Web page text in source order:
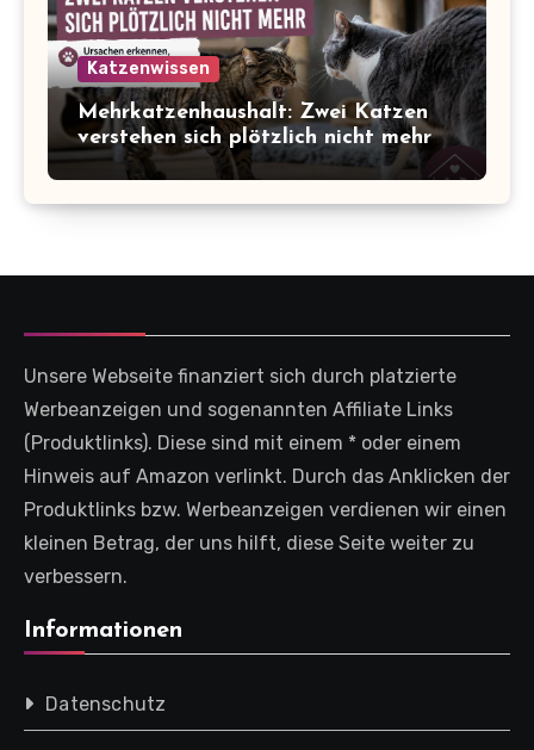
Katzenwissen
Mehrkatzenhaushalt: Zwei Katzen
verstehen sich plötzlich nicht mehr
Unsere Webseite finanziert sich durch platzierte
Werbeanzeigen und sogenannten Affiliate Links
(Produktlinks). Diese sind mit einem * oder einem
Hinweis auf Amazon verlinkt. Durch das Anklicken der
Produktlinks bzw. Werbeanzeigen verdienen wir einen
kleinen Betrag, der uns hilft, diese Seite weiter zu
verbessern.
Informationen
Datenschutz